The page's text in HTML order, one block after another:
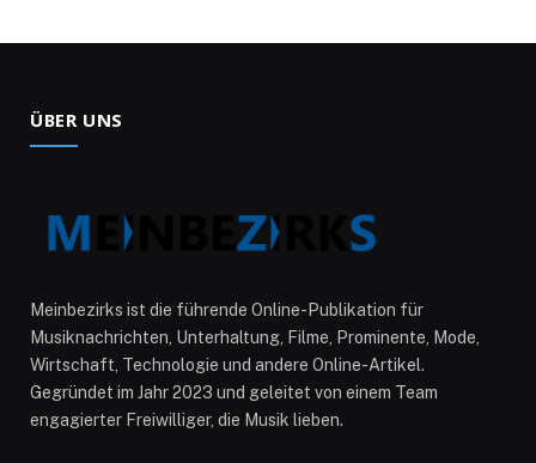
ÜBER UNS
Meinbezirks ist die führende Online-Publikation für
Musiknachrichten, Unterhaltung, Filme, Prominente, Mode,
Wirtschaft, Technologie und andere Online-Artikel.
Gegründet im Jahr 2023 und geleitet von einem Team
engagierter Freiwilliger, die Musik lieben.